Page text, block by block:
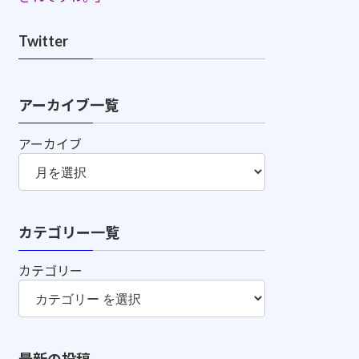
Twitter
アーカイブ一覧
アーカイブ
カテゴリー一覧
カテゴリー